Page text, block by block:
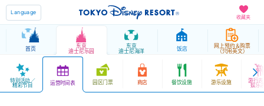
收藏夹
Language
首页 东京
迪士尼乐园
东京
迪士尼海洋 饭店 网上预约＆购票
（只用英文）
特别活动／
精彩节目 运营时间表 园区门票 商店 餐饮设施 游乐设施 游行
娱乐